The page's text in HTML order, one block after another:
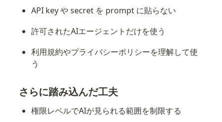
API key や secret を prompt に貼らない
許可されたAIエージェントだけを使う
利用規約やプライバシーポリシーを理解して使
う
さらに踏み込んだ工夫
権限レベルでAIが見られる範囲を制限する